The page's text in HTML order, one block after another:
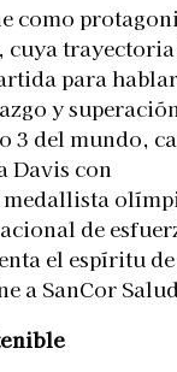
como
cuya
para
y
3 del mundo,
Davis con
de
el espíritu
a SanCor